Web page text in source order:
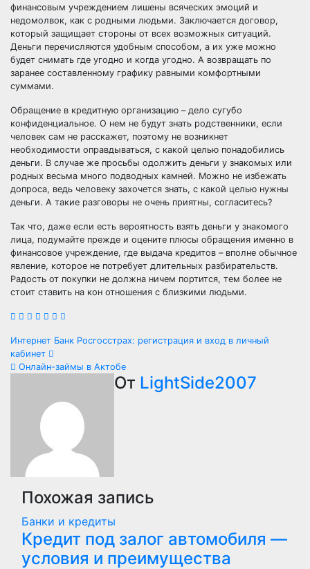
финансовым учреждением лишены всяческих эмоций и
недомолвок, как с родными людьми. Заключается договор,
который защищает стороны от всех возможных ситуаций.
Деньги перечисляются удобным способом, а их уже можно
будет снимать где угодно и когда угодно. А возвращать по
заранее составленному графику равными комфортными
суммами.
Обращение в кредитную организацию – дело сугубо
конфиденциальное. О нем не будут знать родственники, если
человек сам не расскажет, поэтому не возникнет
необходимости оправдываться, с какой целью понадобились
деньги. В случае же просьбы одолжить деньги у знакомых или
родных весьма много подводных камней. Можно не избежать
допроса, ведь человеку захочется знать, с какой целью нужны
деньги. А такие разговоры не очень приятны, согласитесь?
Так что, даже если есть вероятность взять деньги у знакомого
лица, подумайте прежде и оцените плюсы обращения именно в
финансовое учреждение, где выдача кредитов – вполне обычное
явление, которое не потребует длительных разбирательств.
Радость от покупки не должна ничем портится, тем более не
стоит ставить на кон отношения с близкими людьми.
Навигация
по
записям
Интернет Банк Росгосстрах: регистрация и вход в личный
кабинет
Онлайн-займы в Актобе
От LightSide2007
Похожая запись
Банки и кредиты
Кредит под залог автомобиля —
условия и преимущества